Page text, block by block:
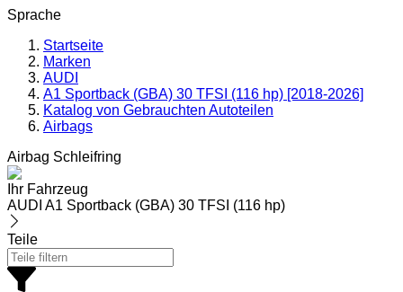
Sprache
Startseite
Marken
AUDI
A1 Sportback (GBA) 30 TFSI (116 hp) [2018-2026]
Katalog von Gebrauchten Autoteilen
Airbags
Airbag Schleifring
Ihr Fahrzeug
AUDI A1 Sportback (GBA) 30 TFSI (116 hp)
Teile